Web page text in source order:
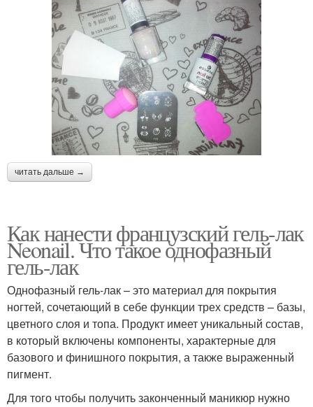
читать дальше →
Как нанести французский гель-лак
Neonail. Что такое однофазный
гель-лак
Однофазный гель-лак – это материал для покрытия
ногтей, сочетающий в себе функции трех средств – базы,
цветного слоя и топа. Продукт имеет уникальный состав,
в который включены компоненты, характерные для
базового и финишного покрытия, а также выраженный
пигмент.
Для того чтобы получить законченный маникюр нужно